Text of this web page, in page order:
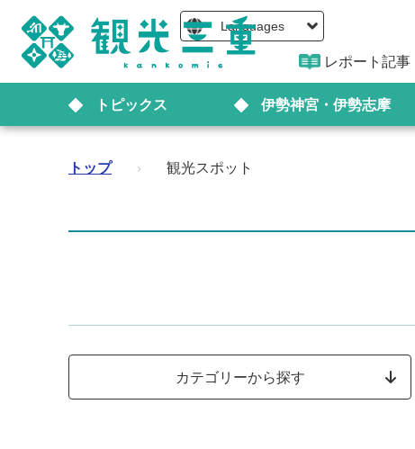
Languages
レポート記事
トピックス 伊勢神宮・伊勢志摩
トップ › 観光スポット
カテゴリーから探す